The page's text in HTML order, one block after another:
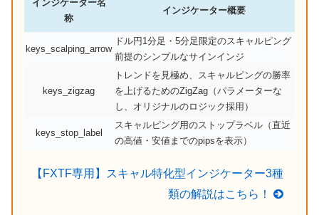
インジケーター名
称
インジケーター概要
keys_scalping_arrow
ドル円1分足・5分足限定のスキャルピング
前提のシンプルなサインインジ
keys_zigzag
トレンドを見極め、スキャルピングの勝率
を上げるためのZigZag（パラメーターな
し、オリジナルのロジック採用）
keys_stop_label
スキャルピング用のストップラベル（直近
の高値・安値までのpipsを表示）
【FXTF専用】スキャル特化型インジケーター3種
類の解説はこちら！